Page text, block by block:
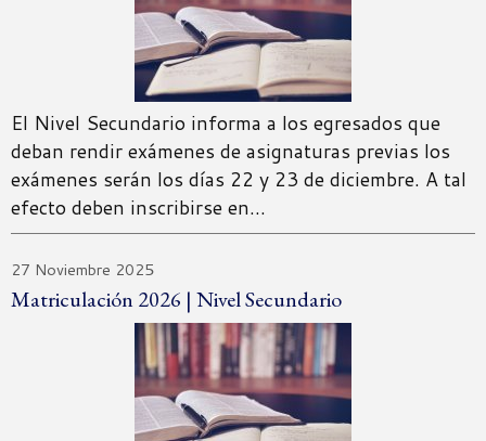
El Nivel Secundario informa a los egresados que
deban rendir exámenes de asignaturas previas los
exámenes serán los días 22 y 23 de diciembre. A tal
efecto deben inscribirse en…
27 Noviembre 2025
Matriculación 2026 | Nivel Secundario